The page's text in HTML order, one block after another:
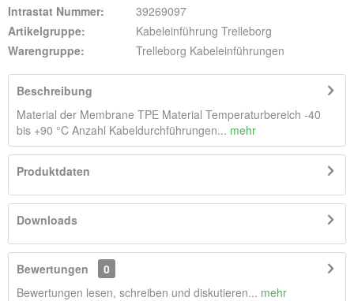
Intrastat Nummer:
39269097
Artikelgruppe:
Kabeleinführung Trelleborg
Warengruppe:
Trelleborg Kabeleinführungen
Beschreibung
Material der Membrane TPE Material Temperaturbereich -40
bis +90 °C Anzahl Kabeldurchführungen... mehr
Produktdaten
Downloads
Bewertungen
0
Bewertungen lesen, schreiben und diskutieren... mehr